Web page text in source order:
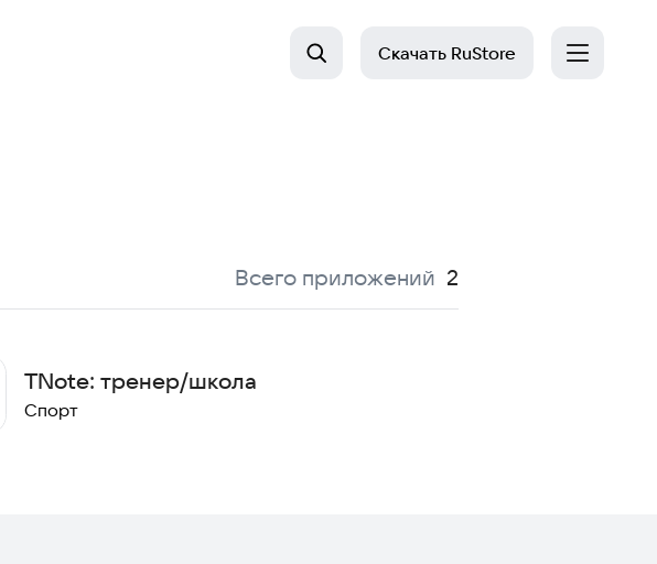
Скачать RuStore
Всего приложений 2
TNote: тренер/школа
Спорт